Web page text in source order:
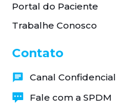
Portal do Paciente
Trabalhe Conosco
Contato
Canal Confidencial
Fale com a SPDM